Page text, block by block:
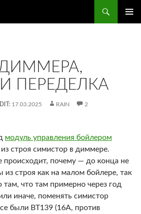
ДИММЕРА,
ПЕРЕДЕЛКА
17.03.2025 RAIN
2
модуль управления бойлером
строя симистор в диммере.
происходит, почему — до конца не
строя как на малом бойлере, так
что там примерно через год
иначе, поменять симистор
были BT139 (16А, против